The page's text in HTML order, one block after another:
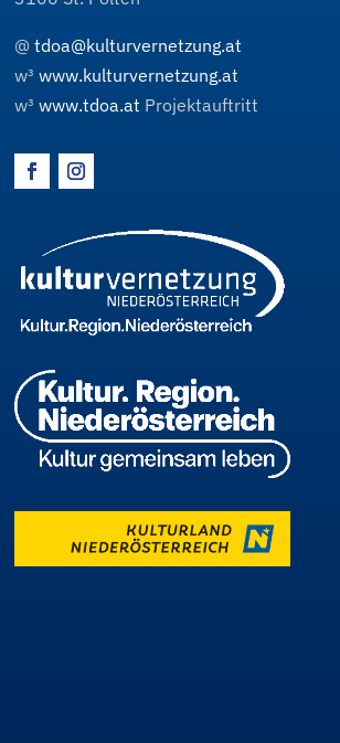
@tdoa@kulturvernetzung.at
w³www.kulturvernetzung.at
w³www.tdoa.at Projektauftritt